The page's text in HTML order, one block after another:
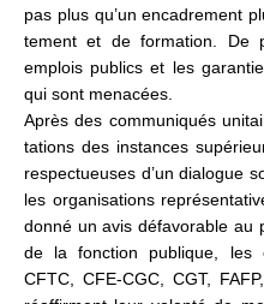
pas plus qu’un enca­dre­ment
te­ment et de for­ma­tion. De
emplois publics et les
qui sont mena­cées.
Après des com­mu­ni­qués
ta­tions des ins­tan­ces
res­pec­tueu­ses d’un dia­lo­gue
les orga­ni­sa­tions
donné un avis défa­vo­ra­ble au
de la fonc­tion publi­que, les
CFTC, CFE-CGC, CGT,